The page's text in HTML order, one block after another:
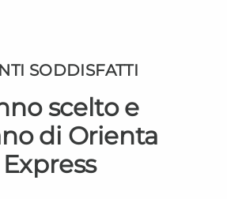
SODDISFATTI
scelto e
di Orienta
Express